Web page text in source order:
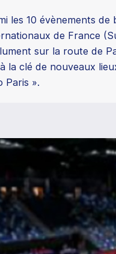
les 10 évènements
de France
sur la route de
la clé de nouveaux
Paris ».